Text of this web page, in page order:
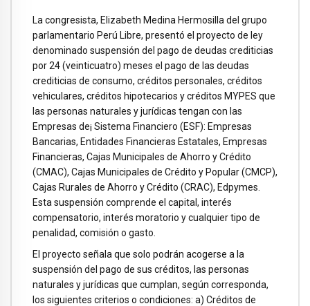
La congresista, Elizabeth Medina Hermosilla del grupo
parlamentario Perú Libre, presentó el proyecto de ley
denominado suspensión del pago de deudas crediticias
por 24 (veinticuatro) meses el pago de las deudas
crediticias de consumo, créditos personales, créditos
vehiculares, créditos hipotecarios y créditos MYPES que
las personas naturales y jurídicas tengan con las
Empresas de¡ Sistema Financiero (ESF): Empresas
Bancarias, Entidades Financieras Estatales, Empresas
Financieras, Cajas Municipales de Ahorro y Crédito
(CMAC), Cajas Municipales de Crédito y Popular (CMCP),
Cajas Rurales de Ahorro y Crédito (CRAC), Edpymes.
Esta suspensión comprende el capital, interés
compensatorio, interés moratorio y cualquier tipo de
penalidad, comisión o gasto.
El proyecto señala que solo podrán acogerse a la
suspensión del pago de sus créditos, las personas
naturales y jurídicas que cumplan, según corresponda,
los siguientes criterios o condiciones: a) Créditos de